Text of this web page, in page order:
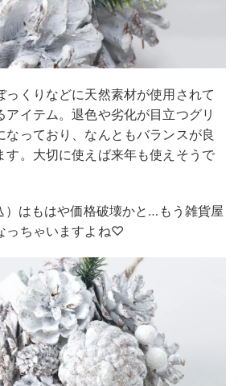
っくりなどに天然素材が使用されて
アイテム。退色や劣化が目立つグリ
なっており、なんともバランスが良
す。大切に使えば来年も使えそうで
）はもはや価格破壊かと…もう雑貨屋
っちゃいますよね♡